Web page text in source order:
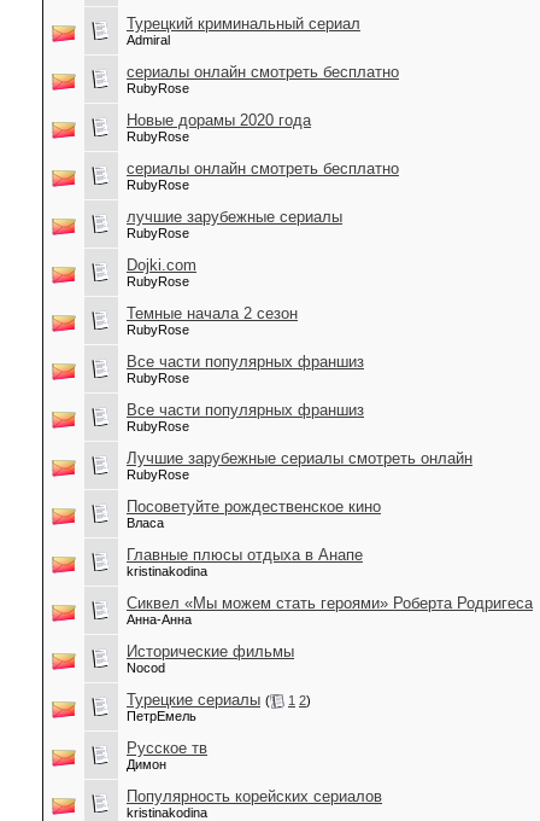
Турецкий криминальный сериал
Admiral
сериалы онлайн смотреть бесплатно
RubyRose
Новые дорамы 2020 года
RubyRose
сериалы онлайн смотреть бесплатно
RubyRose
лучшие зарубежные сериалы
RubyRose
Dojki.com
RubyRose
Темные начала 2 сезон
RubyRose
Все части популярных франшиз
RubyRose
Все части популярных франшиз
RubyRose
Лучшие зарубежные сериалы смотреть онлайн
RubyRose
Посоветуйте рождественское кино
Власа
Главные плюсы отдыха в Анапе
kristinakodina
Сиквел «Мы можем стать героями» Роберта Родригеса
Анна-Анна
Исторические фильмы
Nocod
Турецкие сериалы ( 1 2)
ПетрЕмель
Русское тв
Димон
Популярность корейских сериалов
kristinakodina